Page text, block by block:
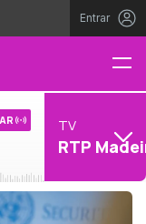
Entrar
TV
RTP